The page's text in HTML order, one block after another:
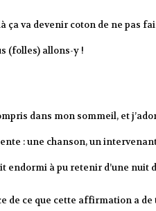
ça va devenir coton de ne pas
(folles) allons-y !
dans mon sommeil, et
: une chanson, un
endormi à pu retenir d’une nuit
de ce que cette affirmation a